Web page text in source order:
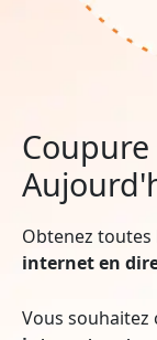
Obtenez
internet en
Vous